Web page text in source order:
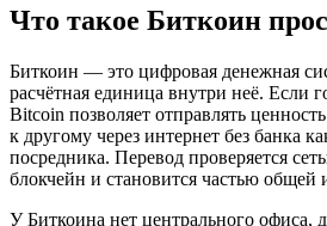
Что такое Биткоин
Биткоин — это цифровая денежная
расчётная единица внутри неё. Если
Bitcoin позволяет отправлять
к другому через интернет без банка
посредника. Перевод проверяется
блокчейн и становится частью общей
У Биткоина нет центрального офиса,